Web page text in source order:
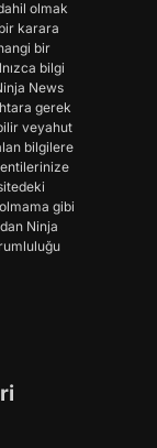
olmak
karara
bir
bilgi
News
gerek
veyahut
bilgilere
gibi
Ninja